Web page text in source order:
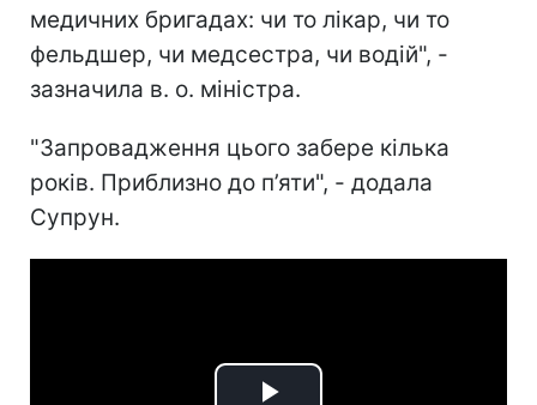
медичних бригадах: чи то лікар, чи то
фельдшер, чи медсестра, чи водій", -
зазначила в. о. міністра.
"Запровадження цього забере кілька
років. Приблизно до п’яти", - додала
Супрун.